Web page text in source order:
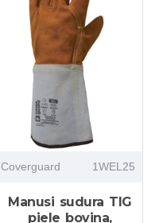
Coverguard 1WEL25
Manusi sudura TIG
piele bovina,